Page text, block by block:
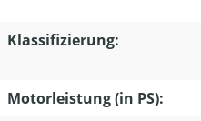
Klassifizierung:
Motorleistung (in PS):